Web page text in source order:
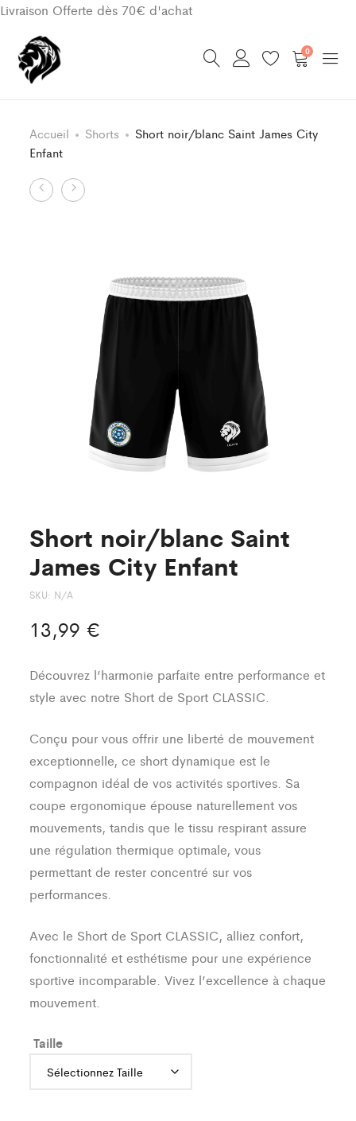
Livraison Offerte dès 70€ d'achat
0
Accueil Shorts
Short noir/blanc Saint James City
Enfant
Product
Short
Short
Enfant
Short noir/blanc Saint
James City Enfant
SKU: N/A
13,99 €
Découvrez l’harmonie parfaite entre performance et
style avec notre Short de Sport CLASSIC.
Conçu pour vous offrir une liberté de mouvement
exceptionnelle, ce short dynamique est le
compagnon idéal de vos activités sportives. Sa
coupe ergonomique épouse naturellement vos
mouvements, tandis que le tissu respirant assure
une régulation thermique optimale, vous
permettant de rester concentré sur vos
performances.
Avec le Short de Sport CLASSIC, alliez confort,
fonctionnalité et esthétisme pour une expérience
sportive incomparable. Vivez l’excellence à chaque
mouvement.
Taille